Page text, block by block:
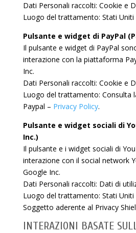
Dati Personali raccolti: Cookie e
Luogo del trattamento: Stati Uniti
Pulsante e widget di PayPal
Il pulsante e widget di PayPal
interazione con la piattaforma
Inc.
Dati Personali raccolti: Cookie e
Luogo del trattamento: Consulta
Paypal – Privacy Policy.
Pulsante e widget sociali di
Inc.)
Il pulsante e i widget sociali di
interazione con il social network
Google Inc.
Dati Personali raccolti: Dati di
Luogo del trattamento: Stati Uniti
Soggetto aderente al Privacy
INTERAZIONI BASATE